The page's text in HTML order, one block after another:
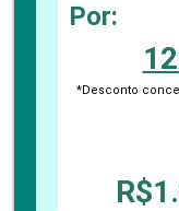
Por:
*Desconto